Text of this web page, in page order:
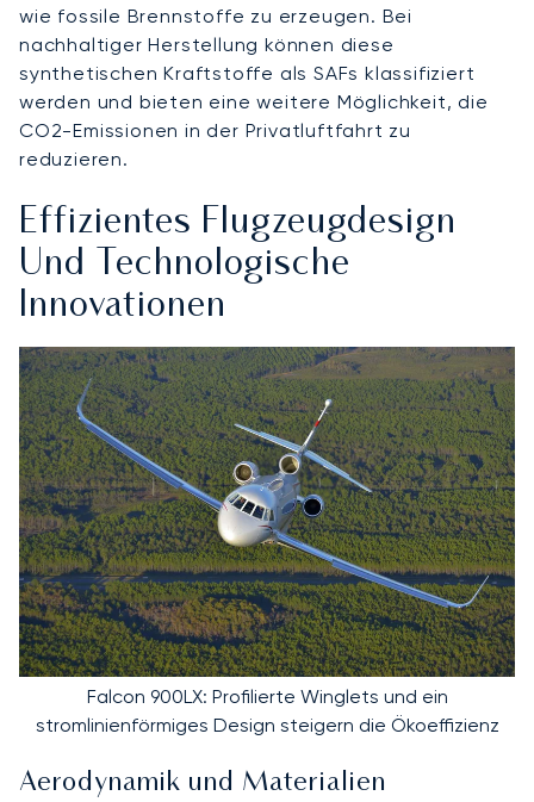
wie fossile Brennstoffe zu erzeugen. Bei
nachhaltiger Herstellung können diese
synthetischen Kraftstoffe als SAFs klassifiziert
werden und bieten eine weitere Möglichkeit, die
CO2-Emissionen in der Privatluftfahrt zu
reduzieren.
Effizientes Flugzeugdesign
Und Technologische
Innovationen
Falcon 900LX: Profilierte Winglets und ein
stromlinienförmiges Design steigern die Ökoeffizienz
Aerodynamik und Materialien